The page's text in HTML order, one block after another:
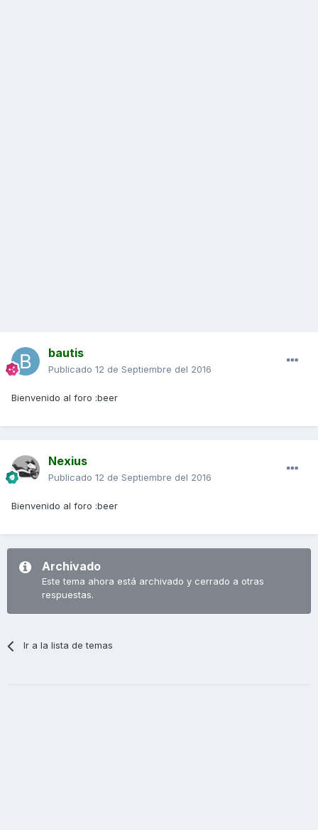
bautis
Publicado 12 de Septiembre del 2016
Bienvenido al foro :beer
Nexius
Publicado 12 de Septiembre del 2016
Bienvenido al foro :beer
Archivado
Este tema ahora está archivado y cerrado a otras
respuestas.
Ir a la lista de temas